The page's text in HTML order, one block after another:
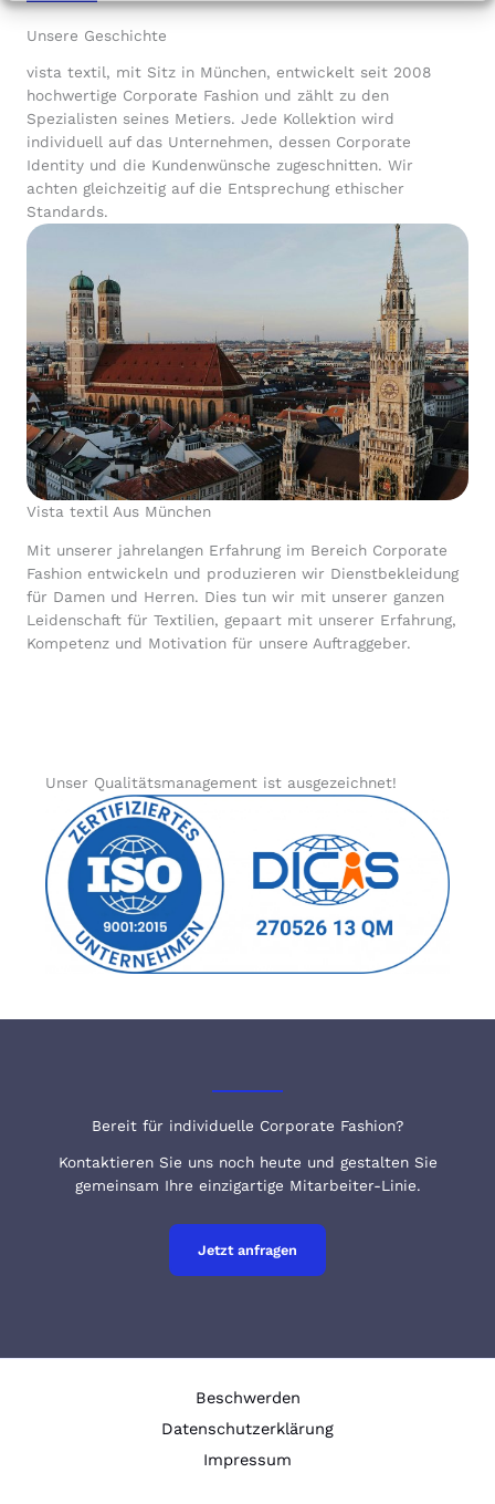
Unsere Geschichte
vista textil, mit Sitz in München, entwickelt seit 2008
hochwertige Corporate Fashion und zählt zu den
Spezialisten seines Metiers. Jede Kollektion wird
individuell auf das Unternehmen, dessen Corporate
Identity und die Kundenwünsche zugeschnitten. Wir
achten gleichzeitig auf die Entsprechung ethischer
Standards.
Vista textil Aus München
Mit unserer jahrelangen Erfahrung im Bereich Corporate
Fashion entwickeln und produzieren wir Dienstbekleidung
für Damen und Herren. Dies tun wir mit unserer ganzen
Leidenschaft für Textilien, gepaart mit unserer Erfahrung,
Kompetenz und Motivation für unsere Auftraggeber.
Unser Qualitätsmanagement ist ausgezeichnet!
Bereit für individuelle Corporate Fashion?
Kontaktieren Sie uns noch heute und gestalten Sie
gemeinsam Ihre einzigartige Mitarbeiter-Linie.
Jetzt anfragen
Beschwerden
Datenschutzerklärung
Impressum